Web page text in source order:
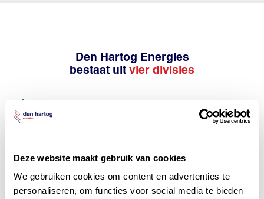
Deze website maakt gebruik van cookies
We gebruiken cookies om content en advertenties te
personaliseren, om functies voor social media te bieden
Den Hartog Energies
bestaat uit vier divisies